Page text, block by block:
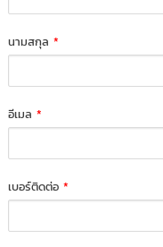
นามสกุล*
อีเมล*
เบอร์ติดต่อ*